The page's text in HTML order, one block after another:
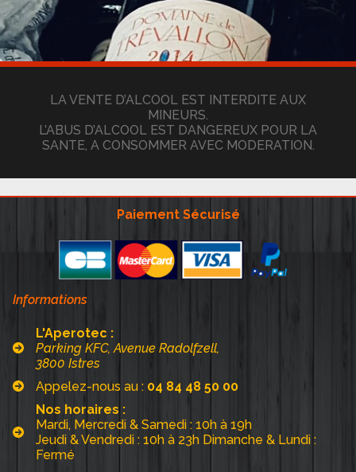
LA VENTE D’ALCOOL EST INTERDITE AUX
MINEURS.
L’ABUS D’ALCOOL EST DANGEREUX POUR LA
SANTE, A CONSOMMER AVEC MODERATION.
Paiement Sécurisé
Informations
L'Aperotec :
Parking KFC, Avenue Radolfzell,
3800 Istres
Appelez-nous au : 04 84 48 50 00
Nos horaires :
Mardi, Mercredi & Samedi : 10h à 19h
Jeudi & Vendredi : 10h à 23h Dimanche & Lundi :
Fermé